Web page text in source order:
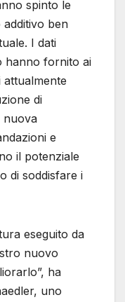
spinto le
ben
I dati
hanno fornito ai
di
nuova
e
il potenziale
di soddisfare i
eseguito da
nuovo
ha
uno